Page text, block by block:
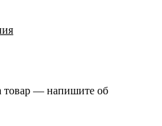
товар — напишите об